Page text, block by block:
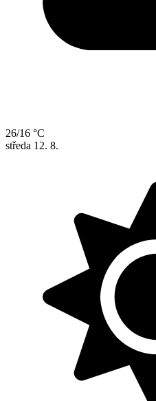
26/16 °C
středa 12. 8.